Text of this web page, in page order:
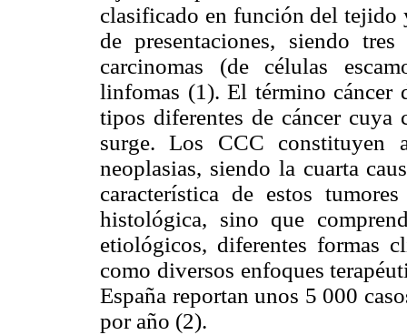
clasificado en función del tejido
de presentaciones, siendo
carcinomas (de células
linfomas (1). El término cáncer
tipos diferentes de cáncer cuya
surge. Los CCC constituyen
neoplasias, siendo la cuarta
característica de estos
histológica, sino que
etiológicos, diferentes formas
como diversos enfoques
España reportan unos 5 000
por año (2).